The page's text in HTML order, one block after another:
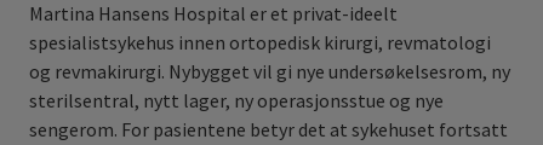
Martina Hansens Hospital er et privat-ideelt
spesialistsykehus innen ortopedisk kirurgi, revmatologi
og revmakirurgi. Nybygget vil gi nye undersøkelsesrom, ny
sterilsentral, nytt lager, ny operasjonsstue og nye
sengerom. For pasientene betyr det at sykehuset fortsatt